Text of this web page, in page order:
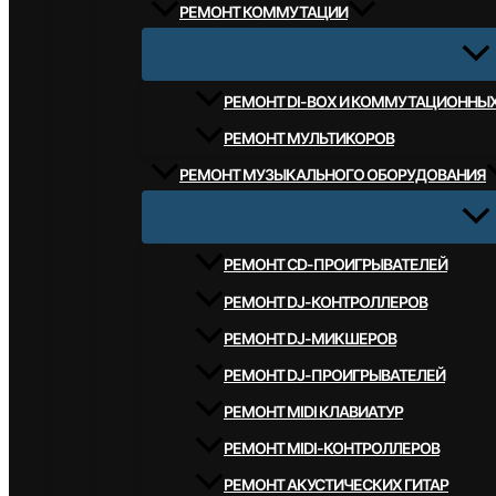
РЕМОНТ КОММУТАЦИИ
РЕМОНТ DI-BOX И
РЕМОНТ МУЛЬТИКОРОВ
РЕМОНТ МУЗЫКАЛЬНОГО ОБОРУДОВАНИЯ
РЕМОНТ CD-ПРОИГРЫВАТЕЛЕЙ
РЕМОНТ DJ-КОНТРОЛЛЕРОВ
РЕМОНТ DJ-МИКШЕРОВ
РЕМОНТ DJ-ПРОИГРЫВАТЕЛЕЙ
РЕМОНТ MIDI КЛАВИАТУР
РЕМОНТ MIDI-КОНТРОЛЛЕРОВ
РЕМОНТ АКУСТИЧЕСКИХ ГИТАР